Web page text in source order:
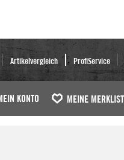
Artikelvergleich ProfiService
KONTO MEINE